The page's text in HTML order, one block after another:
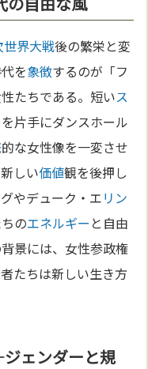
世界大戦後の繁栄と変
を象徴するのが「フ
たちである。短いス
片手にダンスホール
的な女性像を一変させ
しい価値観を後押し
やデューク・エリン
のエネルギー と自由
景には、女性参政権
たちは新しい生き方
ェンダーと規